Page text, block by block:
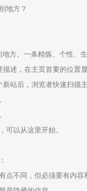
地方？
方。一条精炼、个性、
述，在主页首要的位置
站后，浏览者快速扫描
可以从这里开始。
点不同，但必须要有内容